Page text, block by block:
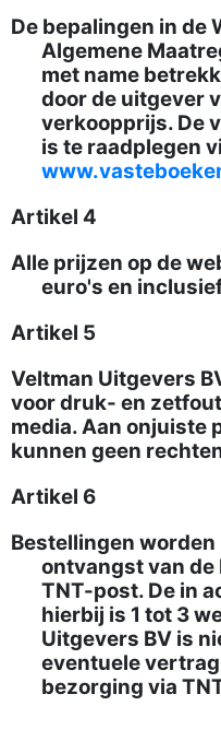
De bepalingen in de
Algemene
met name
door de uitgever
verkoopprijs. De
is te raadplegen
Artikel 4
Alle prijzen op de
euro's en
Artikel 5
Veltman Uitgevers
voor druk- en
media. Aan onjuiste
kunnen geen
Artikel 6
Bestellingen
ontvangst van
TNT-post. De in
hierbij is 1 tot 3
Uitgevers BV is
eventuele
bezorging via